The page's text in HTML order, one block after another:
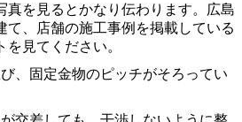
真を見るとかなり伝わります。広島
て、店舗の施工事例を掲載している
見てください。
、固定金物のピッチがそろってい